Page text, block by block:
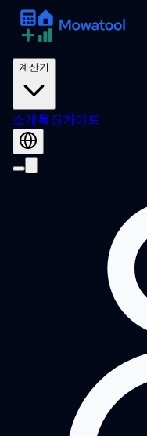
계산기
소개특징가이드